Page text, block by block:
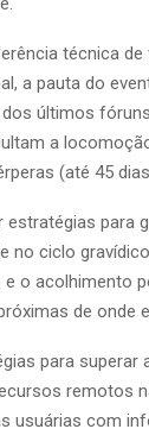
técnica de
a pauta do
últimos
a
(até 45
estratégias para
no ciclo
o acolhimento
de onde
para superar
remotos
usuárias com